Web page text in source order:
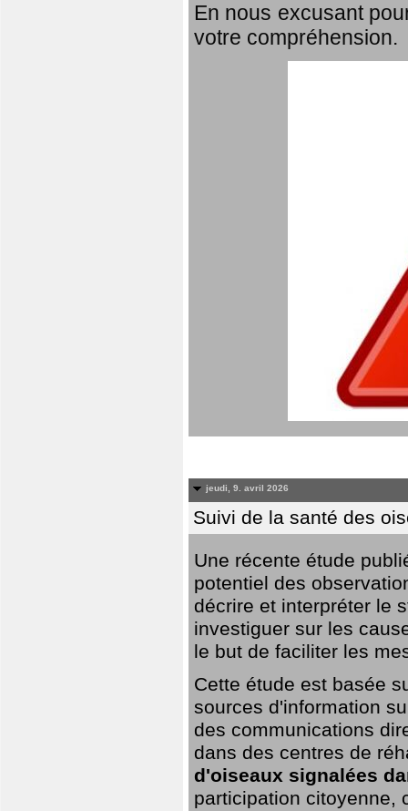
En nous excusant
votre compréhension.
jeudi, 9. avril 2026
Suivi de la santé des
Une récente étude
potentiel des
décrire et interpréter le
investiguer sur les
le but de faciliter les
Cette étude est basée
sources d'information
des communications
dans des centres de
d'oiseaux signalées
participation citoyenne,